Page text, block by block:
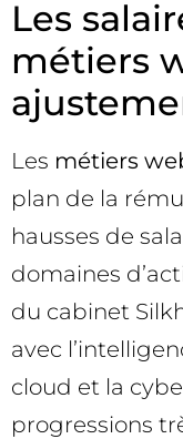
Les
métiers
Les métiers
plan de la
hausses de
domaines
du cabinet
avec
cloud et la
progressions